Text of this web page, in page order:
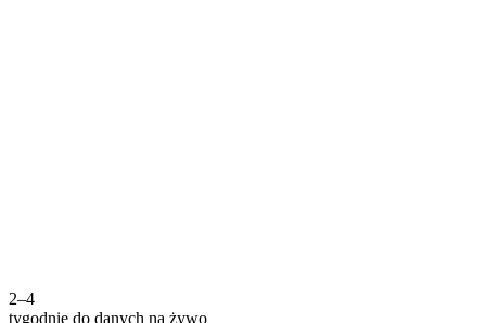
2–4
tygodnie do danych na żywo